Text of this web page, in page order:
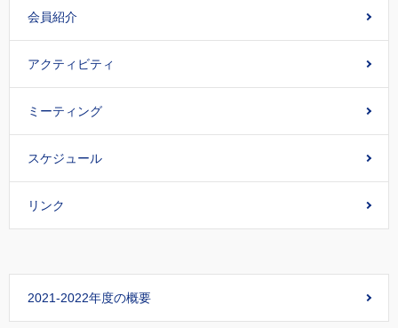
会員紹介
アクティビティ
ミーティング
スケジュール
リンク
2021-2022年度の概要